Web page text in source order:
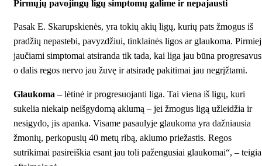
Pirmųjų pavojingų ligų simptomų galime ir nepajausti
Pasak E. Skarupskienės, yra tokių akių ligų, kurių pats žmogus iš
pradžių nepastebi, pavyzdžiui, tinklainės ligos ar glaukoma.
jaučiami simptomai atsiranda tik tada, kai liga jau būna
o dalis regos nervo jau žuvę ir atsiradę pakitimai jau negrįžtami.
Glaukoma – lėtinė ir progresuojanti liga. Tai viena iš ligų, kuri
sukelia niekaip neišgydomą aklumą – jei žmogus ligą užleidžia ir
nesigydo, jis apanka. Visame pasaulyje glaukoma yra dažniausia
žmonių, perkopusių 40 metų ribą, aklumo priežastis. Regos
sutrikimai pasireiškia esant jau toli pažengusiai glaukomai“, – teigia